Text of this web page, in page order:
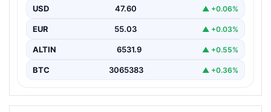
15 Temmuz 2016 darbe girişimi sırasında
planlanan suikast girişiminin…
USD 47.60 ▲ +0.06%
EUR 55.03 ▲ +0.03%
ALTIN 6531.9 ▲ +0.55%
BTC 3065383 ▲ +0.36%